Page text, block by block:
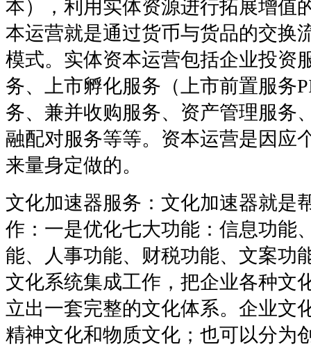
本），利用实体资源进行拓展增值
本运营就是通过货币与货品的交换
模式。实体资本运营包括企业投资
务、上市孵化服务（上市前置服务
务、兼并收购服务、资产管理服务
融配对服务等等。资本运营是因应
来量身定做的。
文化加速器服务：文化加速器就是
作：一是优化七大功能：信息功能
能、人事功能、财税功能、文案功
文化系统集成工作，把企业各种文
立出一套完整的文化体系。企业文
精神文化和物质文化；也可以分为